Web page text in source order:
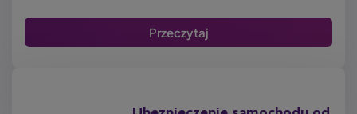
Przeczytaj